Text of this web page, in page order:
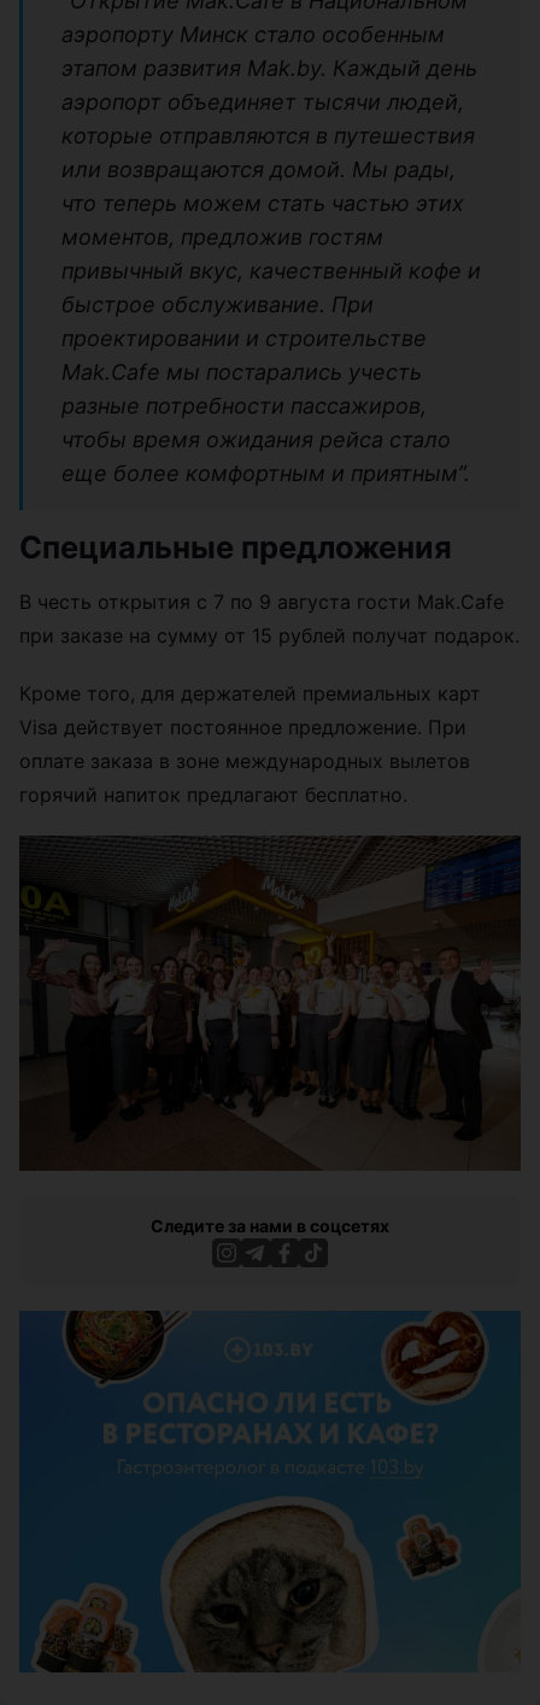
аэропорту Минск стало особенным
этапом развития Mak.by. Каждый день
аэропорт объединяет тысячи людей,
которые отправляются в путешествия
или возвращаются домой. Мы рады,
что теперь можем стать частью этих
моментов, предложив гостям
привычный вкус, качественный кофе и
быстрое обслуживание. При
проектировании и строительстве
Mak.Cafe мы постарались учесть
разные потребности пассажиров,
чтобы время ожидания рейса стало
еще более комфортным и приятным”.
Специальные предложения
В честь открытия с 7 по 9 августа гости Mak.Cafe
при заказе на сумму от 15 рублей получат подарок.
Кроме того, для держателей премиальных карт
Visa действует постоянное предложение. При
оплате заказа в зоне международных вылетов
горячий напиток предлагают бесплатно.
Следите за нами в соцсетях